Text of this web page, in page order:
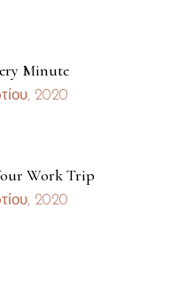
Minute
2020
Work Trip
2020